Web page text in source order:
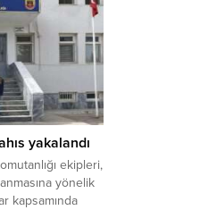
Mahallesi’nde
bilgilere göre,
iki grup
bir...
yakalandı
ekipleri,
yönelik
kapsamında